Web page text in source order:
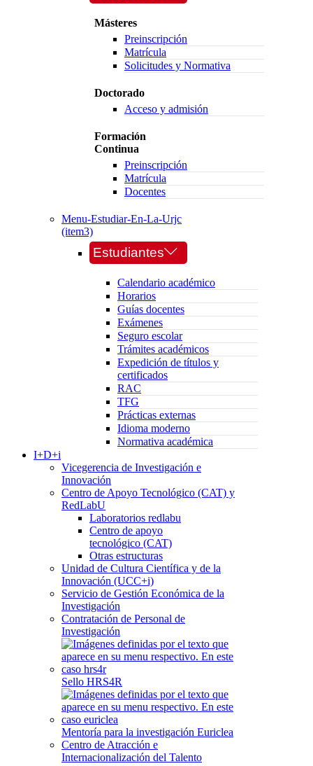
Másteres
Preinscripción
Matrícula
Solicitudes y Normativa
Doctorado
Acceso y admisión
Formación
Continua
Preinscripción
Matrícula
Docentes
Menu-Estudiar-En-La-Urjc
(item3)
Estudiantes
Calendario académico
Horarios
Guías docentes
Exámenes
Seguro escolar
Trámites académicos
Expedición de títulos y
certificados
RAC
TFG
Prácticas externas
Idioma moderno
Normativa académica
I+D+i
Vicegerencia de Investigación e
Innovación
Centro de Apoyo Tecnológico (CAT) y
RedLabU
Laboratorios redlabu
Centro de apoyo
tecnológico (CAT)
Otras estructuras
Unidad de Cultura Científica y de la
Innovación (UCC+i)
Servicio de Gestión Económica de la
Investigación
Contratación de Personal de
Investigación
Sello HRS4R
Mentoría para la investigación Euriclea
Centro de Atracción e
Internacionalización del Talento